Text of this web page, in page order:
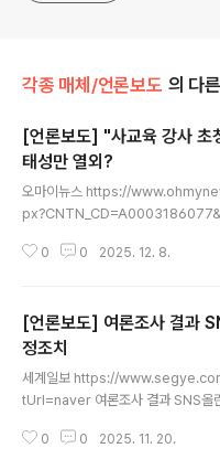
각종 매체/언론보도 의 다
[언론보도] "사교육 강사 초
태성만 열외?
오마이뉴스 https://
교육 강사 초청 금지" 지침, 수능 학
는 지적이 제기됐
0 0 2025. 12. 8.
[언론보도] 여론조사 결과
정조치
세계일보 https://
tUrl=naver 여론조사 결과 SNS올
(SNS) 계정에 올렸다가 선거관리위
0 0 2025. 11. 20.